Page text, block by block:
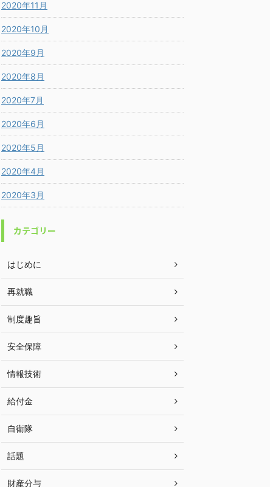
2020年11月
2020年10月
2020年9月
2020年8月
2020年7月
2020年6月
2020年5月
2020年4月
2020年3月
カテゴリー
はじめに
再就職
制度趣旨
安全保障
情報技術
給付金
自衛隊
話題
財産分与